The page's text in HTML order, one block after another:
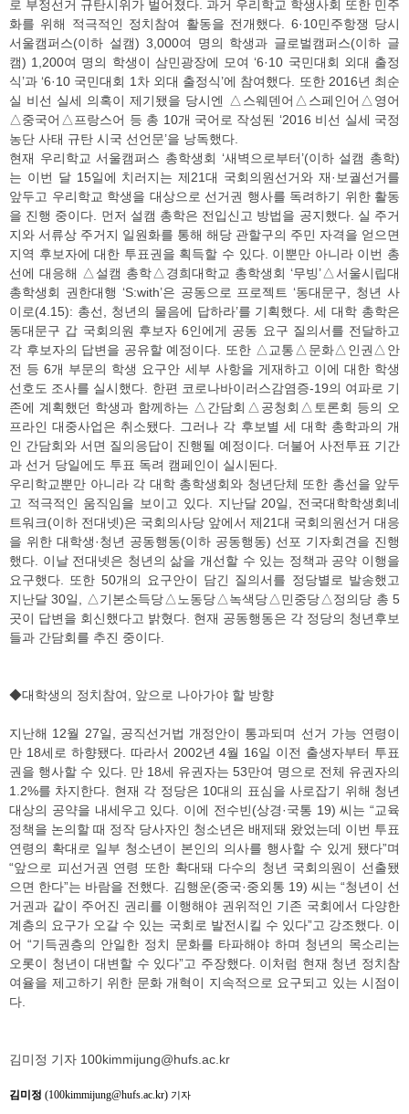
로 부정선거 규탄시위가 벌어졌다. 과거 우리학교 학생사회 또한 민주
화를 위해 적극적인 정치참여 활동을 전개했다. 6·10민주항쟁 당시
서울캠퍼스(이하 설캠) 3,000여 명의 학생과 글로벌캠퍼스(이하 글
캠) 1,200여 명의 학생이 삼민광장에 모여 ‘6·10 국민대회 외대 출정
식’과 ‘6·10 국민대회 1차 외대 출정식’에 참여했다. 또한 2016년 최순
실 비선 실세 의혹이 제기됐을 당시엔 △스웨덴어△스페인어△영어
△중국어△프랑스어 등 총 10개 국어로 작성된 ‘2016 비선 실세 국정
농단 사태 규탄 시국 선언문’을 낭독했다.
현재 우리학교 서울캠퍼스 총학생회 ‘새벽으로부터’(이하 설캠 총학)
는 이번 달 15일에 치러지는 제21대 국회의원선거와 재·보궐선거를
앞두고 우리학교 학생을 대상으로 선거권 행사를 독려하기 위한 활동
을 진행 중이다. 먼저 설캠 총학은 전입신고 방법을 공지했다. 실 주거
지와 서류상 주거지 일원화를 통해 해당 관할구의 주민 자격을 얻으면
지역 후보자에 대한 투표권을 획득할 수 있다. 이뿐만 아니라 이번 총
선에 대응해 △설캠 총학△경희대학교 총학생회 ‘무빙’△서울시립대
총학생회 권한대행 ‘S:with’은 공동으로 프로젝트 ‘동대문구, 청년 사
이로(4.15): 총선, 청년의 물음에 답하라’를 기획했다. 세 대학 총학은
동대문구 갑 국회의원 후보자 6인에게 공동 요구 질의서를 전달하고
각 후보자의 답변을 공유할 예정이다. 또한 △교통△문화△인권△안
전 등 6개 부문의 학생 요구안 세부 사항을 게재하고 이에 대한 학생
선호도 조사를 실시했다. 한편 코로나바이러스감염증-19의 여파로 기
존에 계획했던 학생과 함께하는 △간담회△공청회△토론회 등의 오
프라인 대중사업은 취소됐다. 그러나 각 후보별 세 대학 총학과의 개
인 간담회와 서면 질의응답이 진행될 예정이다. 더불어 사전투표 기간
과 선거 당일에도 투표 독려 캠페인이 실시된다.
우리학교뿐만 아니라 각 대학 총학생회와 청년단체 또한 총선을 앞두
고 적극적인 움직임을 보이고 있다. 지난달 20일, 전국대학학생회네
트워크(이하 전대넷)은 국회의사당 앞에서 제21대 국회의원선거 대응
을 위한 대학생·청년 공동행동(이하 공동행동) 선포 기자회견을 진행
했다. 이날 전대넷은 청년의 삶을 개선할 수 있는 정책과 공약 이행을
요구했다. 또한 50개의 요구안이 담긴 질의서를 정당별로 발송했고
지난달 30일, △기본소득당△노동당△녹색당△민중당△정의당 총 5
곳이 답변을 회신했다고 밝혔다. 현재 공동행동은 각 정당의 청년후보
들과 간담회를 추진 중이다.
◆대학생의 정치참여, 앞으로 나아가야 할 방향
지난해 12월 27일, 공직선거법 개정안이 통과되며 선거 가능 연령이
만 18세로 하향됐다. 따라서 2002년 4월 16일 이전 출생자부터 투표
권을 행사할 수 있다. 만 18세 유권자는 53만여 명으로 전체 유권자의
1.2%를 차지한다. 현재 각 정당은 10대의 표심을 사로잡기 위해 청년
대상의 공약을 내세우고 있다. 이에 전수빈(상경·국통 19) 씨는 “교육
정책을 논의할 때 정작 당사자인 청소년은 배제돼 왔었는데 이번 투표
연령의 확대로 일부 청소년이 본인의 의사를 행사할 수 있게 됐다”며
“앞으로 피선거권 연령 또한 확대돼 다수의 청년 국회의원이 선출됐
으면 한다”는 바람을 전했다. 김행운(중국·중외통 19) 씨는 “청년이 선
거권과 같이 주어진 권리를 이행해야 권위적인 기존 국회에서 다양한
계층의 요구가 오갈 수 있는 국회로 발전시킬 수 있다”고 강조했다. 이
어 “기득권층의 안일한 정치 문화를 타파해야 하며 청년의 목소리는
오롯이 청년이 대변할 수 있다”고 주장했다. 이처럼 현재 청년 정치참
여율을 제고하기 위한 문화 개혁이 지속적으로 요구되고 있는 시점이
다.
김미정 기자 100kimmijung@hufs.ac.kr
김미정 (100kimmijung@hufs.ac.kr) 기자